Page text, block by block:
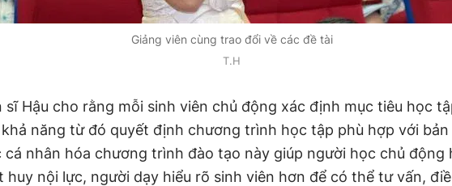
Giảng viên cùng trao đổi về các đề tài
T.H
sĩ Hậu cho rằng mỗi sinh viên chủ động xác định mục tiêu học
năng từ đó quyết định chương trình học tập phù hợp với bản
cá nhân hóa chương trình đào tạo này giúp người học chủ động
huy nội lực, người dạy hiểu rõ sinh viên hơn để có thể tư vấn,